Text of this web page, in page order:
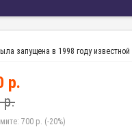
запущена в 1998 году
р.
р.
700 р. (-20%)